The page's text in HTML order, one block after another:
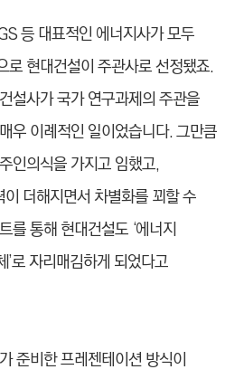
등 대표적인 에너지사가 모두
로 현대건설이 주관사로 선정됐죠.
설사가 국가 연구과제의 주관을
우 이례적인 일이었습니다. 그만큼
인의식을 가지고 임했고,
더해지면서 차별화를 꾀할 수
를 통해 현대건설도 ‘에너지
로 자리매김하게 되었다고
준비한 프레젠테이션 방식이